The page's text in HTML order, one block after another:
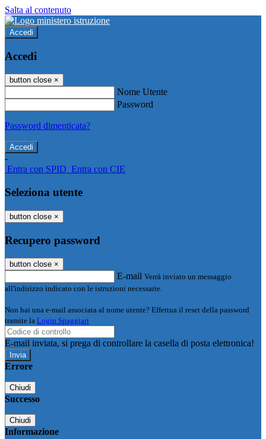
Salta al contenuto
Accedi
Accedi
button close ×
Nome Utente
Password
Password dimenticata?
-
Entra con SPID Entra con CIE
Seleziona utente
button close ×
Recupero password
button close ×
E-mail Verrà inviato un messaggio
all'indirizzo indicato con le istruzioni necessarie.
Non hai una e-mail associata al nome utente? Effettua il reset della password
tramite la Login Spaggiari
E-mail inviata, si prega di controllare la casella di posta elettronica!
Errore
Chiudi
Successo
Chiudi
Informazione